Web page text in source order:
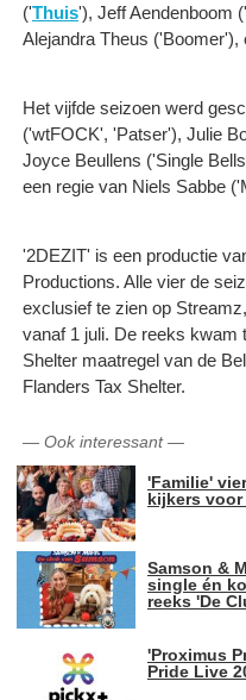
('Thuis'), Jeff Aendenboom
Alejandra Theus ('Boomer'),
Het vijfde seizoen werd
('wtFOCK', 'Patser'), Julie
Joyce Beullens ('Single
een regie van Niels Sabbe
'2DEZIT' is een productie
Productions. Alle vier de
exclusief te zien op
vanaf 1 juli. De reeks kwam
Shelter maatregel van de
Flanders Tax Shelter.
— Ook interessant—
'Familie'
kijkers
Samson &
single én
reeks 'De
'Proximus
Pride Live